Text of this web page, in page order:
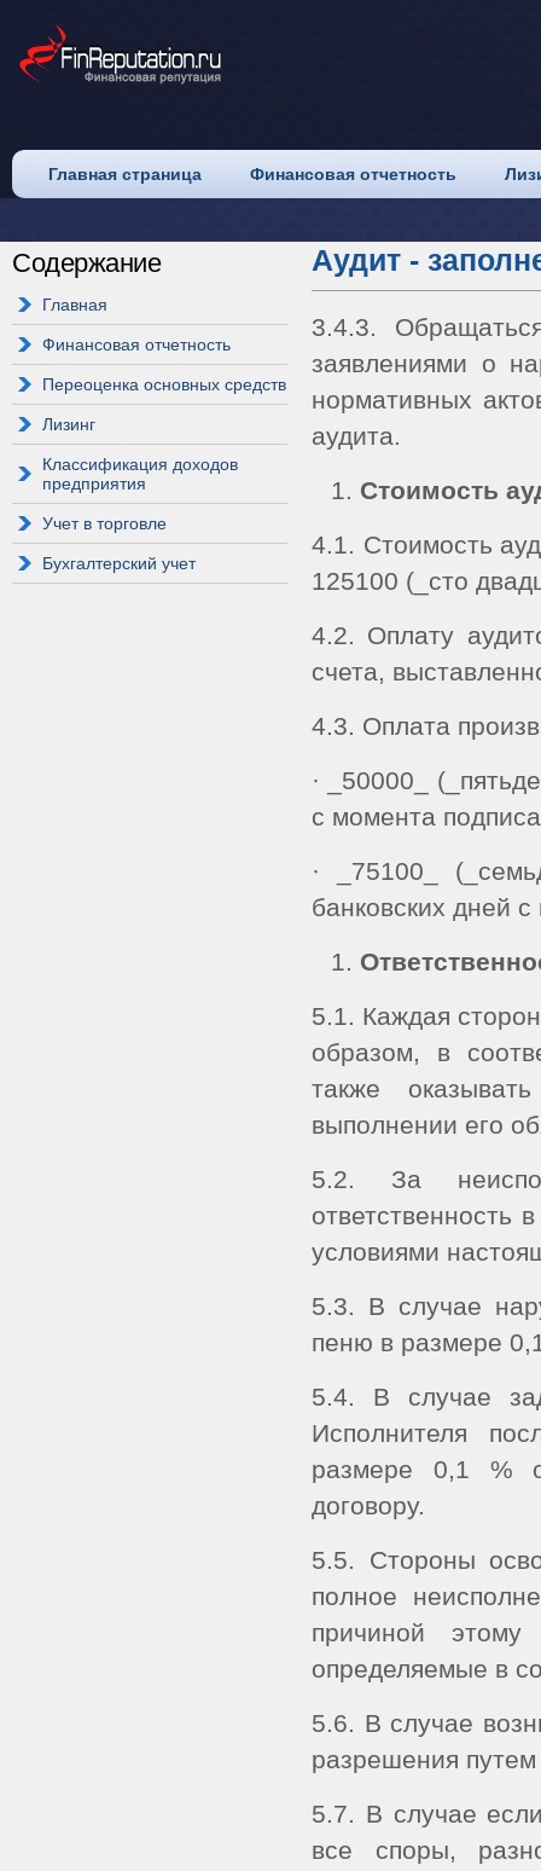
Главная страница Финансовая отчетность
Содержание
Главная
Финансовая отчетность
Переоценка основных средств
Лизинг
Классификация доходов
предприятия
Учет в торговле
Бухгалтерский учет
Аудит -
3.4.3.
заявлениями о
нормативных
аудита.
Стоимость
4.1. Стоимость
125100 (_сто
4.2. Оплату
счета,
4.3. Оплата
· _50000_
с момента
· _75100_
банковских дней
5.1. Каждая
образом, в
также
выполнении его
5.2. За
ответственность
условиями
5.3. В случае
пеню в размере
5.4. В случае
Исполнителя
размере 0,1 %
договору.
5.5. Стороны
полное
причиной этому
определяемые в
5.6. В случае
разрешения путем
5.7. В случае
все споры,